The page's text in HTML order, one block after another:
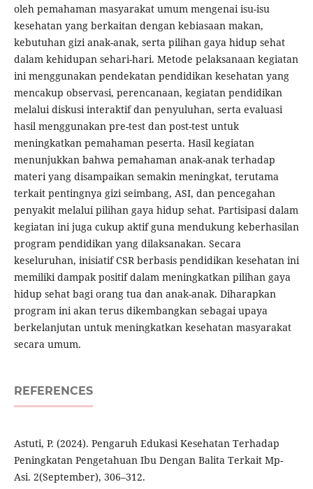
oleh pemahaman masyarakat umum mengenai isu-isu
kesehatan yang berkaitan dengan kebiasaan makan,
kebutuhan gizi anak-anak, serta pilihan gaya hidup sehat
dalam kehidupan sehari-hari. Metode pelaksanaan kegiatan
ini menggunakan pendekatan pendidikan kesehatan yang
mencakup observasi, perencanaan, kegiatan pendidikan
melalui diskusi interaktif dan penyuluhan, serta evaluasi
hasil menggunakan pre-test dan post-test untuk
meningkatkan pemahaman peserta. Hasil kegiatan
menunjukkan bahwa pemahaman anak-anak terhadap
materi yang disampaikan semakin meningkat, terutama
terkait pentingnya gizi seimbang, ASI, dan pencegahan
penyakit melalui pilihan gaya hidup sehat. Partisipasi dalam
kegiatan ini juga cukup aktif guna mendukung keberhasilan
program pendidikan yang dilaksanakan. Secara
keseluruhan, inisiatif CSR berbasis pendidikan kesehatan ini
memiliki dampak positif dalam meningkatkan pilihan gaya
hidup sehat bagi orang tua dan anak-anak. Diharapkan
program ini akan terus dikembangkan sebagai upaya
berkelanjutan untuk meningkatkan kesehatan masyarakat
secara umum.
REFERENCES
Astuti, P. (2024). Pengaruh Edukasi Kesehatan Terhadap
Peningkatan Pengetahuan Ibu Dengan Balita Terkait Mp-
Asi. 2(September), 306–312.